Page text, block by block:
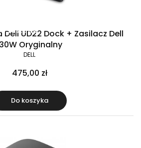
zestawie
UD22 Dock + Zasilacz Dell
Oryginalny
DELL
475,00 zł
Do koszyka